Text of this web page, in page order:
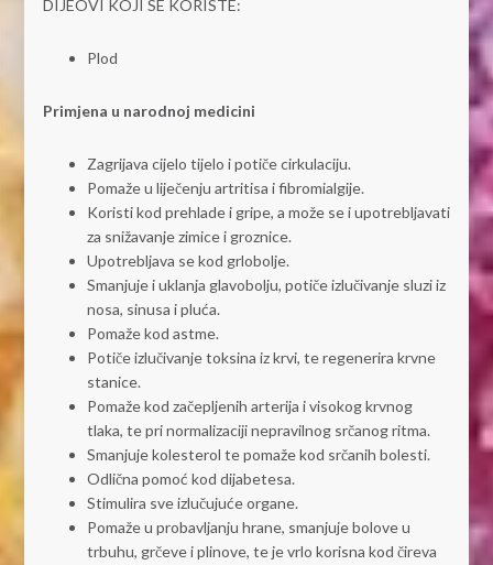
DIJEOVI KOJI SE KORISTE:
Plod
Primjena u narodnoj medicini
Zagrijava cijelo tijelo i potiče cirkulaciju.
Pomaže u liječenju artritisa i fibromialgije.
Koristi kod prehlade i gripe, a može se i upotrebljavati
za snižavanje zimice i groznice.
Upotrebljava se kod grlobolje.
Smanjuje i uklanja glavobolju, potiče izlučivanje sluzi iz
nosa, sinusa i pluća.
Pomaže kod astme.
Potiče izlučivanje toksina iz krvi, te regenerira krvne
stanice.
Pomaže kod začepljenih arterija i visokog krvnog
tlaka, te pri normalizaciji nepravilnog srčanog ritma.
Smanjuje kolesterol te pomaže kod srčanih bolesti.
Odlična pomoć kod dijabetesa.
Stimulira sve izlučujuće organe.
Pomaže u probavljanju hrane, smanjuje bolove u
trbuhu, grčeve i plinove, te je vrlo korisna kod čireva